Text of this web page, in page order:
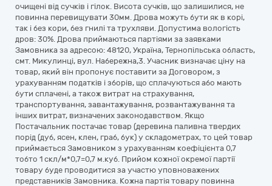
очищені від сучків і гілок. Висота сучків, що залишилися, не
повинна перевищувати 30мм. Дрова можуть бути як в корі,
так і без кори, без гнилі та трухляви. Допустима вологість
дров: 30%. Дрова приймаються партіями за заявками
Замовника за адресою: 48120, Україна, Тернопільська область,
смт. Микулинці, вул. Набережна,3. Учасник визначає ціну на
товар, який він пропонує поставити за Договором, з
урахуванням податків і зборів, що сплачуються або мають
бути сплачені, а також витрат на страхування,
транспортування, завантажування, розвантажування та
інших витрат, визначених законодавством. Якщо
Постачальник постачає товар (деревина паливна твердих
порід (дуб, ясен, клен, граб, бук) у складометрах, то цей товар
приймається Замовником з урахуванням коефіцієнта 0,7
тобто 1 скл/м*0,7=0,7 м.куб. Прийом кожної окремої партії
товару буде проводитися за участю уповноважених
представників Замовника. Кожна партія товару повинна